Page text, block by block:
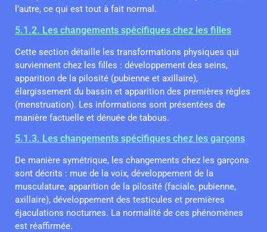
l’autre, ce qui est tout à fait normal.
5.1.2. Les changements spécifiques chez les filles
Cette section détaille les transformations physiques qui
surviennent chez les filles : développement des seins,
apparition de la pilosité (pubienne et axillaire),
élargissement du bassin et apparition des premières règles
(menstruation). Les informations sont présentées de
manière factuelle et dénuée de tabous.
5.1.3. Les changements spécifiques chez les garçons
De manière symétrique, les changements chez les garçons
sont décrits : mue de la voix, développement de la
musculature, apparition de la pilosité (faciale, pubienne,
axillaire), développement des testicules et premières
éjaculations nocturnes. La normalité de ces phénomènes
est réaffirmée.